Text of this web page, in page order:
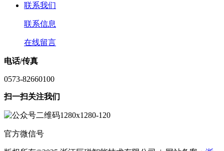
联系我们
联系信息
在线留言
电话/传真
0573-82660100
扫一扫关注我们
官方微信号